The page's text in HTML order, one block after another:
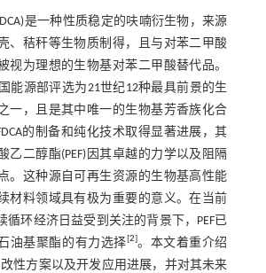
是一种性质稳定的呋喃衍生物，来源
、秸秆等生物质制得，且与对苯二甲酸
视为理想的生物基对苯二甲酸替代品。
国能源部评选为21世纪12种最具前景的生
一，且是其中唯一的生物基芳香族化合
的制备和纯化技术取得显著进展，其
乙二醇酯(PEF)因其卓越的力学以及阻隔
。这种源自可再生资源的生物基高性能
材料领域具有极为重要的意义。在当前
循环经济日益受到关注的背景下，PEF已
油基聚酯的有力选择[2]。本文着重介绍
改性方案以及开发应用进展，并对其未来